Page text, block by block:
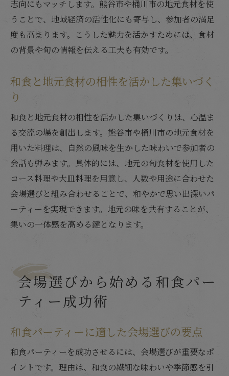
志向にもマッチします。熊谷市や桶川市の地元食材を使
うことで、地域経済の活性化にも寄与し、参加者の満足
度も高まります。こうした魅力を活かすためには、食材
の背景や旬の情報を伝える工夫も有効です。
和食と地元食材の相性を活かした集いづく
り
和食と地元食材の相性を活かした集いづくりは、心温ま
る交流の場を創出します。熊谷市や桶川市の地元食材を
用いた料理は、自然の風味を生かした味わいで参加者の
会話も弾みます。具体的には、地元の旬食材を使用した
コース料理や大皿料理を用意し、人数や用途に合わせた
会場選びと組み合わせることで、和やかで思い出深いパ
ーティーを実現できます。地元の味を共有することが、
集いの一体感を高める鍵となります。
会場選びから始める和食パー
ティー成功術
和食パーティーに適した会場選びの要点
和食パーティーを成功させるには、会場選びが重要なポ
イントです。理由は、和食の繊細な味わいや季節感を引